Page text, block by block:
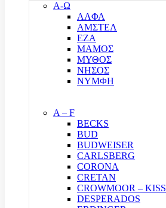
Α-Ω
ΑΛΦΑ
ΑΜΣΤΕΛ
ΕΖΑ
ΜΑΜΟΣ
ΜΥΘΟΣ
ΝΗΣΟΣ
ΝΥΜΦΗ
A – F
BECKS
BUD
BUDWEISER
CARLSBERG
CORONA
CRETAN
CROWMOOR – KISS
DESPERADOS